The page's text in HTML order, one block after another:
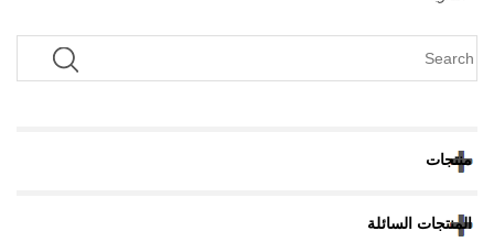
منتجات
المنتجات السائلة